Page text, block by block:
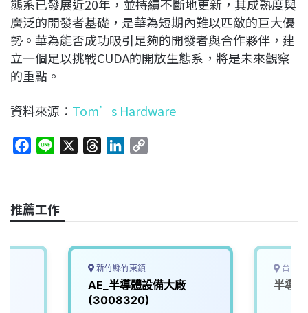
態系已發展近20年，並持續不斷地更新，其成熟度與
廣泛的開發者基礎，是華為短期內難以匹敵的巨大優
勢。華為能否成功吸引足夠的開發者與合作夥伴，建
立一個足以挑戰CUDA的開放生態系，將是未來觀察
的重點。
資料來源： Tom’s Hardware
e
b
o
a
s
e
I
n
L
n
推薦工作
新竹縣竹東鎮
AE_半導體設備大廠
(3008320)
台中
半導